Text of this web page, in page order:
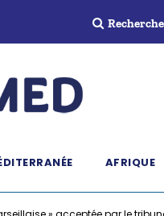
Recherche
AFRIQUE